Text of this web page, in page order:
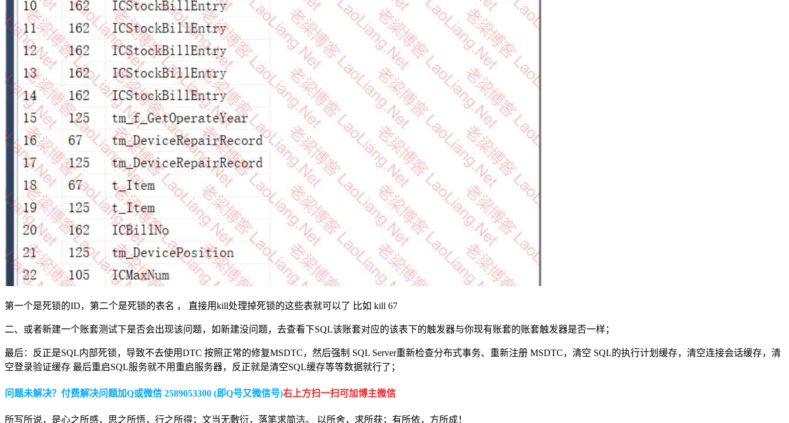
第一个是死锁的ID，第二个是死锁的表名 ， 直接用kill处理掉死锁的这些表就可以了 比如 kill 67
二、或者新建一个账套测试下是否会出现该问题，如新建没问题，去查看下SQL该账套对应的该表下的触发器与你现有账套的账套触发器是否一样；
最后：反正是SQL内部死锁，导致不去使用DTC 按照正常的修复MSDTC，然后强制 SQL Server重新检查分布式事务、重新注册 MSDTC，清空 SQL的执行计划缓存，清空连接会话缓存，清
空登录验证缓存 最后重启SQL服务就不用重启服务器，反正就是清空SQL缓存等等数据就行了；
问题未解决？付费解决问题加Q或微信 2589053300 (即Q号又微信号)右上方扫一扫可加博主微信
所写所说，是心之所感，思之所悟，行之所得；文当无敷衍，落笔求简洁。 以所舍，求所获；有所依，方所成！